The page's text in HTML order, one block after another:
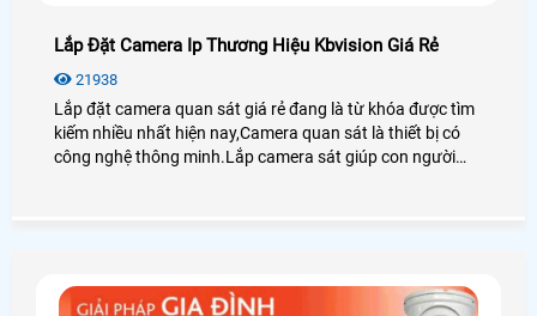
Lắp Đặt Camera Ip Thương Hiệu Kbvision Giá Rẻ
21938
Lắp đặt camera quan sát giá rẻ đang là từ khóa được tìm
kiếm nhiều nhất hiện nay,Camera quan sát là thiết bị có
công nghệ thông minh.Lắp camera sát giúp con người